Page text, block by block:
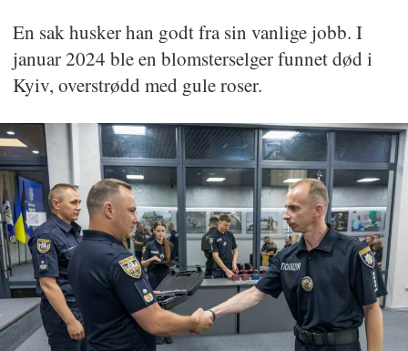
En sak husker han godt fra sin vanlige jobb. I
januar 2024 ble en blomsterselger funnet død i
Kyiv, overstrødd med gule roser.